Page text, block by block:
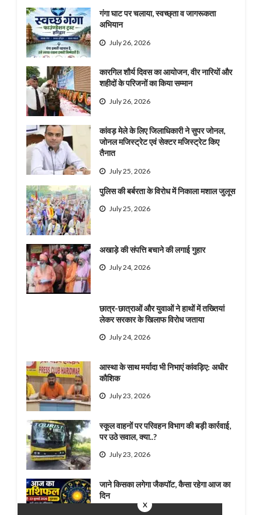
x
गंगा घाट पर चलाया, स्वच्छ्ता व जागरूकता
अभियान
July 26, 2026
कारगिल शौर्य दिवस का आयोजन, वीर नारियों और
शहीदों के परिजनों का किया सम्मान
July 26, 2026
कांवड़ मेले के लिए जिलाधिकारी ने सुपर जोनल,
जोनल मजिस्ट्रेट एवं सेक्टर मजिस्ट्रेट किए
तैनात
July 25, 2026
पुलिस की बर्बरता के विरोध में निकाला मशाल जुलूस
July 25, 2026
अखाड़े की संपत्ति बचाने की लगाई गुहार
July 24, 2026
छात्र-छात्राओं और युवाओं ने हाथों में तख्तियां
लेकर सरकार के खिलाफ विरोध जताया
July 24, 2026
आस्था के साथ मर्यादा भी निभाएं कांवड़िए: अधीर
कौशिक
July 23, 2026
स्कूल वाहनों पर परिवहन विभाग की बड़ी कार्रवाई,
पर उठे सवाल, क्या..?
July 23, 2026
जाने किसका लगेगा जैकपॉट, कैसा रहेगा आज का
दिन
July 23, 2026